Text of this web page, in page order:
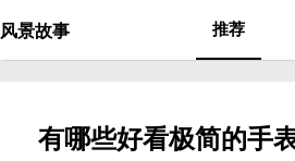
风景故事 推荐
有哪些好看极简的手